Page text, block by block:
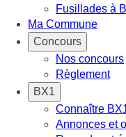
Fusillades à
Ma Commune
Concours
Nos concours
Règlement
BX1
Connaître
Annonces et